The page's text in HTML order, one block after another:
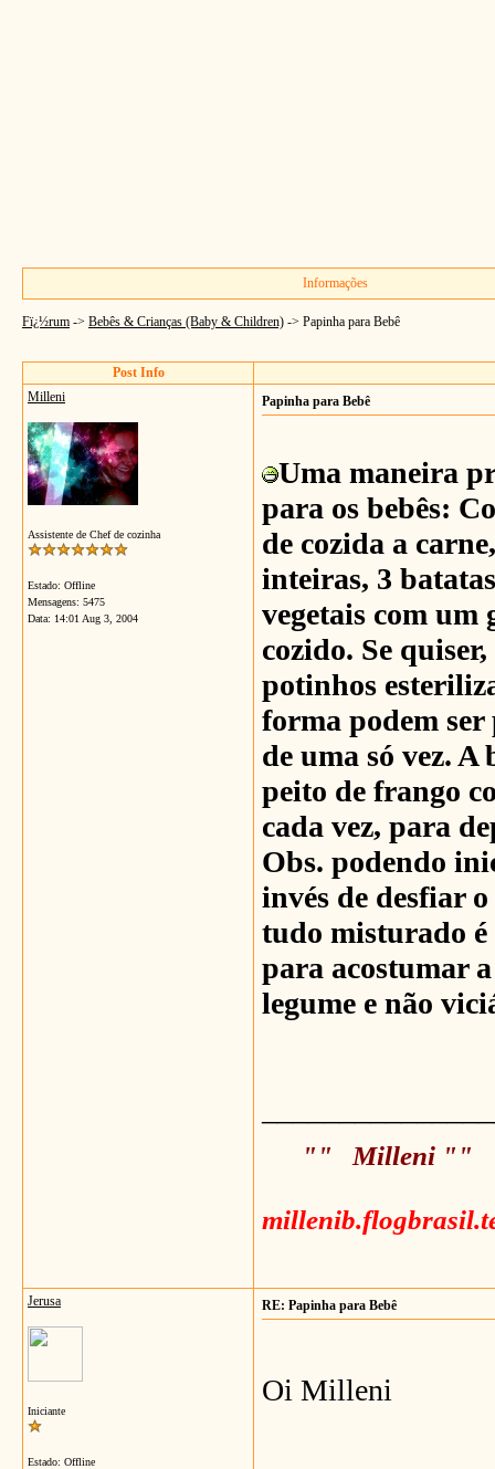
Informações
Fï¿½rum -> Bebês & Crianças (Baby & Children) -> Papinha para Bebê
Post Info
Milleni
Assistente de Chef de cozinha
Estado: Offline
Mensagens: 5475
Data: 14:01 Aug 3, 2004
Papinha para Bebê
Uma maneira
para os bebês:
de cozida a
inteiras, 3
vegetais com um
cozido. Se
potinhos
forma podem
de uma só vez.
peito de frango
cada vez, para
Obs. podendo
invés de desfiar
tudo misturado é
para acostumar
legume e não
"" Milleni ""
Jerusa
Iniciante
Estado: Offline
RE: Papinha para Bebê
Oi Milleni